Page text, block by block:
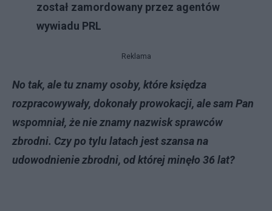
został zamordowany przez agentów
wywiadu PRL
Reklama
No tak, ale tu znamy osoby, które księdza
rozpracowywały, dokonały prowokacji, ale sam Pan
wspomniał, że nie znamy nazwisk sprawców
zbrodni. Czy po tylu latach jest szansa na
udowodnienie zbrodni, od której minęło 36 lat?